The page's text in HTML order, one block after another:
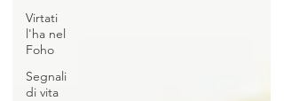
Virtati
l'ha nel
Foho
Segnali
di vita